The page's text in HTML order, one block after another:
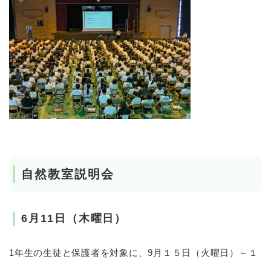
自然教室説明会
6月11日（木曜日）
1年生の生徒と保護者を対象に、9月１５日（火曜日）～１